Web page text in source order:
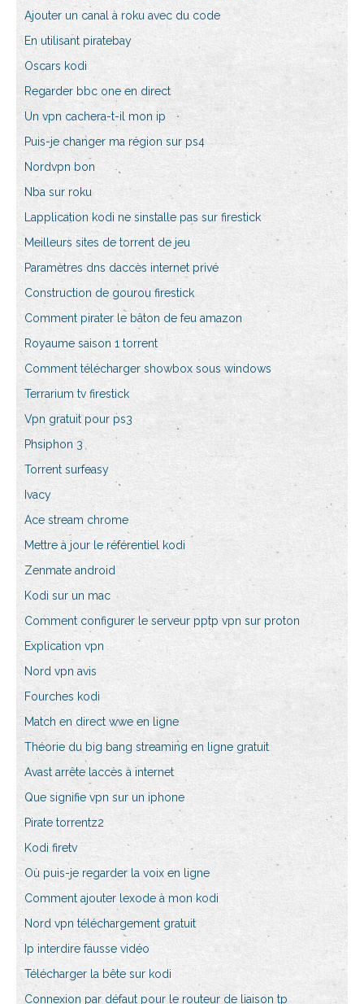
Ajouter un canal à roku avec du code
En utilisant piratebay
Oscars kodi
Regarder bbc one en direct
Un vpn cachera-t-il mon ip
Puis-je changer ma région sur ps4
Nordvpn bon
Nba sur roku
Lapplication kodi ne sinstalle pas sur firestick
Meilleurs sites de torrent de jeu
Paramètres dns daccès internet privé
Construction de gourou firestick
Comment pirater le bâton de feu amazon
Royaume saison 1 torrent
Comment télécharger showbox sous windows
Terrarium tv firestick
Vpn gratuit pour ps3
Phsiphon 3
Torrent surfeasy
Ivacy
Ace stream chrome
Mettre à jour le référentiel kodi
Zenmate android
Kodi sur un mac
Comment configurer le serveur pptp vpn sur proton
Explication vpn
Nord vpn avis
Fourches kodi
Match en direct wwe en ligne
Théorie du big bang streaming en ligne gratuit
Avast arrête laccès à internet
Que signifie vpn sur un iphone
Pirate torrentz2
Kodi firetv
Où puis-je regarder la voix en ligne
Comment ajouter lexode à mon kodi
Nord vpn téléchargement gratuit
Ip interdire fausse vidéo
Télécharger la bête sur kodi
Connexion par défaut pour le routeur de liaison tp